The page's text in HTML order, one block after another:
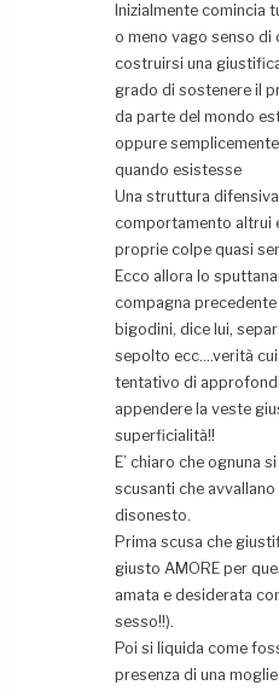
Inizialmente comincia
o meno vago senso di
costruirsi una
grado di sostenere il
da parte del mondo
oppure
quando esistesse
Una struttura
comportamento altrui
proprie colpe quasi
Ecco allora lo
compagna
bigodini, dice lui,
sepolto ecc….verità
tentativo di
appendere la veste
superficialità!!
E’ chiaro che ognuna
scusanti che
disonesto.
Prima scusa che
giusto AMORE per
amata e desiderata
sesso!!).
Poi si liquida come
presenza di una